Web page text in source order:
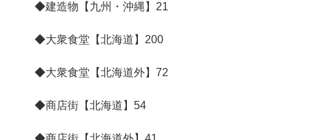
◆建造物【九州・沖縄】 21
◆大衆食堂【北海道】 200
◆大衆食堂【北海道外】 72
◆商店街【北海道】 54